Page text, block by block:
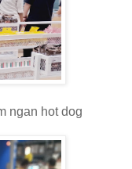
ngan hot dog